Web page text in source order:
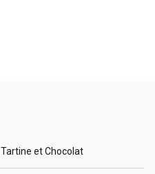
Tartine et Chocolat